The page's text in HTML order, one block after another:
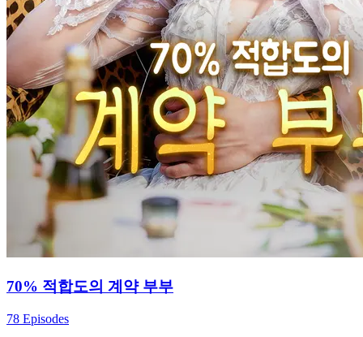
70% 적합도의 계약 부부
78 Episodes